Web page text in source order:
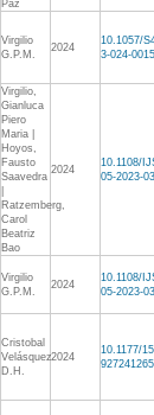
Paz
Virgilio
G.P.M.
2024
10.1057/
3-024-
Virgilio,
Gianluca
Piero
Maria |
Hoyos,
Fausto
Saavedra
Ratzemberg,
Carol
Beatriz
Bao
2024
10.1108/
05-2023-
Virgilio
G.P.M.
2024
10.1108/
05-2023-
Cristobal
Velásquez
D.H.
2024
10.1177/